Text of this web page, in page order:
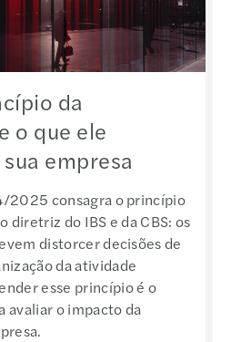
da
o que ele
empresa
2025 consagra o princípio
diretriz do IBS e da CBS: os
distorcer decisões de
da atividade
esse princípio é o
avaliar o impacto da